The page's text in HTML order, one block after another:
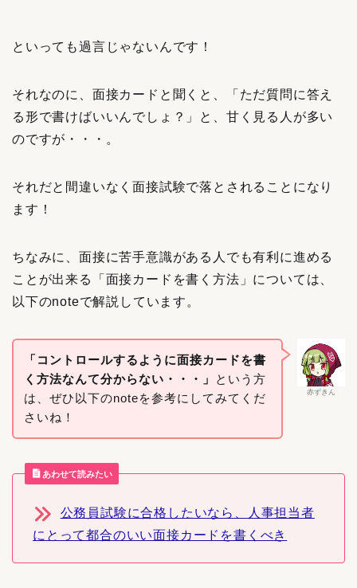
といっても過言じゃないんです！
それなのに、面接カードと聞くと、「ただ質問に答え
る形で書けばいいんでしょ？」と、甘く見る人が多い
のですが・・・。
それだと間違いなく面接試験で落とされることになり
ます！
ちなみに、面接に苦手意識がある人でも有利に進める
ことが出来る「面接カードを書く方法」については、
以下のnoteで解説しています。
赤ずきん
「コントロールするように面接カードを書
く方法なんて分からない・・・」
という方
は、ぜひ以下のnoteを参考にしてみてくだ
さいね！
あわせて読みたい
公務員試験に合格したいなら、人事担当者
にとって都合のいい面接カードを書くべき